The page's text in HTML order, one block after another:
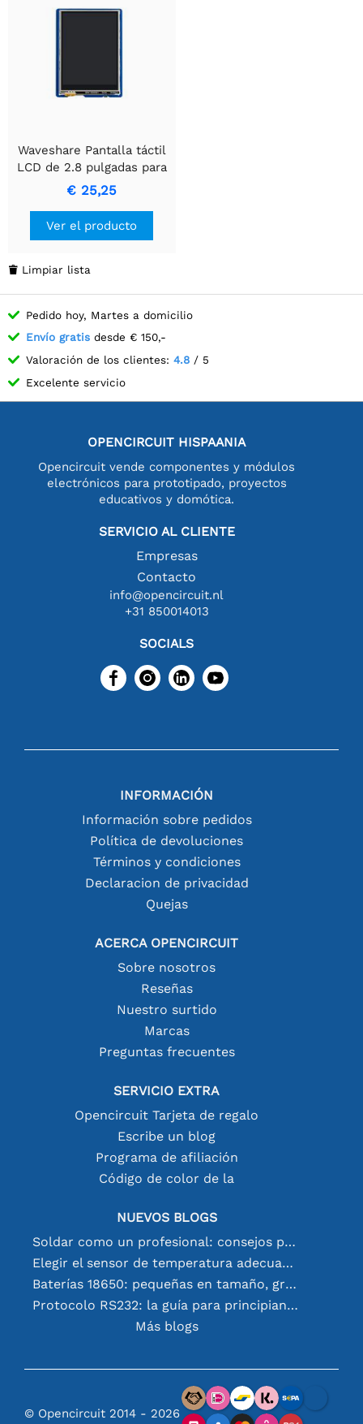
Waveshare Pantalla táctil
LCD de 2.8 pulgadas para
Arduino
€ 25,25
Ver el producto
 Limpiar lista
Pedido hoy, Martes a domicilio
Envío gratis desde € 150,-
Valoración de los clientes: 4.8 / 5
Excelente servicio
OPENCIRCUIT HISPAANIA
Opencircuit vende componentes y módulos
electrónicos para prototipado, proyectos
educativos y domótica.
SERVICIO AL CLIENTE
Empresas
Contacto
info@opencircuit.nl
+31 850014013
SOCIALS
INFORMACIÓN
Información sobre pedidos
Política de devoluciones
Términos y condiciones
Declaracion de privacidad
Quejas
ACERCA OPENCIRCUIT
Sobre nosotros
Reseñas
Nuestro surtido
Marcas
Preguntas frecuentes
SERVICIO EXTRA
Opencircuit Tarjeta de regalo
Escribe un blog
Programa de afiliación
Código de color de la
NUEVOS BLOGS
Soldar como un profesional: consejos para conexiones electrónicas perfectas
Elegir el sensor de temperatura adecuado [youtube]
Baterías 18650: pequeñas en tamaño, grandes en rendimiento
Protocolo RS232: la guía para principiantes
Más blogs
© Opencircuit 2014 - 2026